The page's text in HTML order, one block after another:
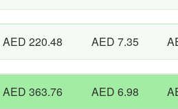
AED 220.48 AED 7.35
AED 363.76 AED 6.98